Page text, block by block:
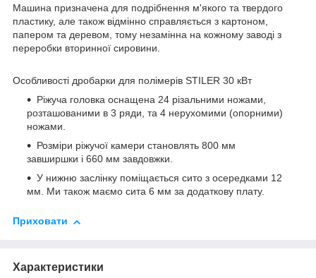
Машина призначена для подрібнення м'якого та твердого
пластику, але також відмінно справляється з картоном,
папером та деревом, тому незамінна на кожному заводі з
переробки вторинної сировини.
Особливості дробарки для полімерів STILER 30 кВт
Ріжуча головка оснащена 24 різальними ножами,
розташованими в 3 ряди, та 4 нерухомими (опорними)
ножами.
Розміри ріжучої камери становлять 800 мм
завширшки і 660 мм завдовжки.
У нижню заслінку поміщається сито з осередками 12
мм. Ми також маємо сита 6 мм за додаткову плату.
Приховати
Характеристики